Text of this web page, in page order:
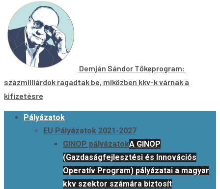
Demján Sándor Tőkeprogram:
százmilliárdok ragadtak be, miközben kkv-k várnak a
kifizetésre
PrimaryPályázatok
EU Pályázatok 2021-2027
GINOP pályázatokA GINOP
(Gazdaságfejlesztési és Innovációs
Operatív Program) pályázatai a magyar
kkv szektor számára biztosít